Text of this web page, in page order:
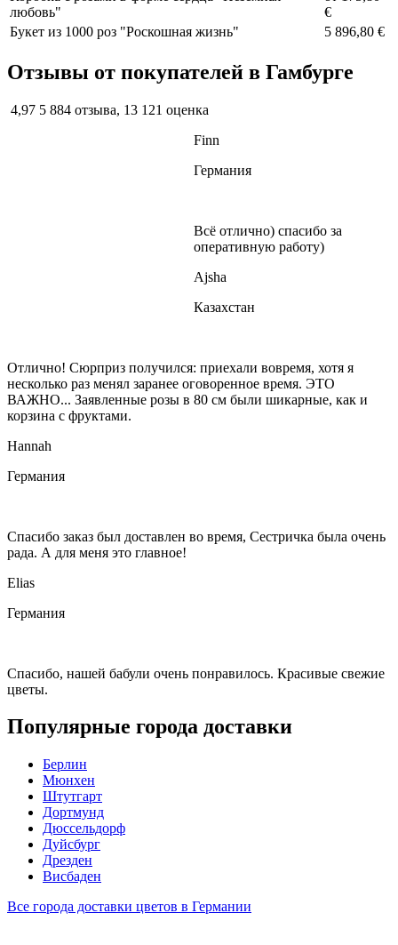
любовь"
€
Букет из 1000 роз "Роскошная жизнь"
5 896,80 €
Отзывы от покупателей в Гамбурге
4,97 5 884 отзыва, 13 121 оценка
Finn
Германия
Всё отлично) спасибо за
оперативную работу)
Ajsha
Казахстан
Отлично! Сюрприз получился: приехали вовремя, хотя я
несколько раз менял заранее оговоренное время. ЭТО
ВАЖНО... Заявленные розы в 80 см были шикарные, как и
корзина с фруктами.
Hannah
Германия
Спасибо заказ был доставлен во время, Сестричка была очень
рада. А для меня это главное!
Elias
Германия
Спасибо, нашей бабули очень понравилось. Красивые свежие
цветы.
Популярные города доставки
Берлин
Мюнхен
Штутгарт
Дортмунд
Дюссельдорф
Дуйсбург
Дрезден
Висбаден
Все города доставки цветов в Германии